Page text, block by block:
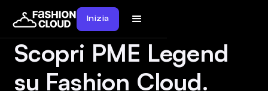
Inizia
Scopri PME Legend
su Fashion Cloud.